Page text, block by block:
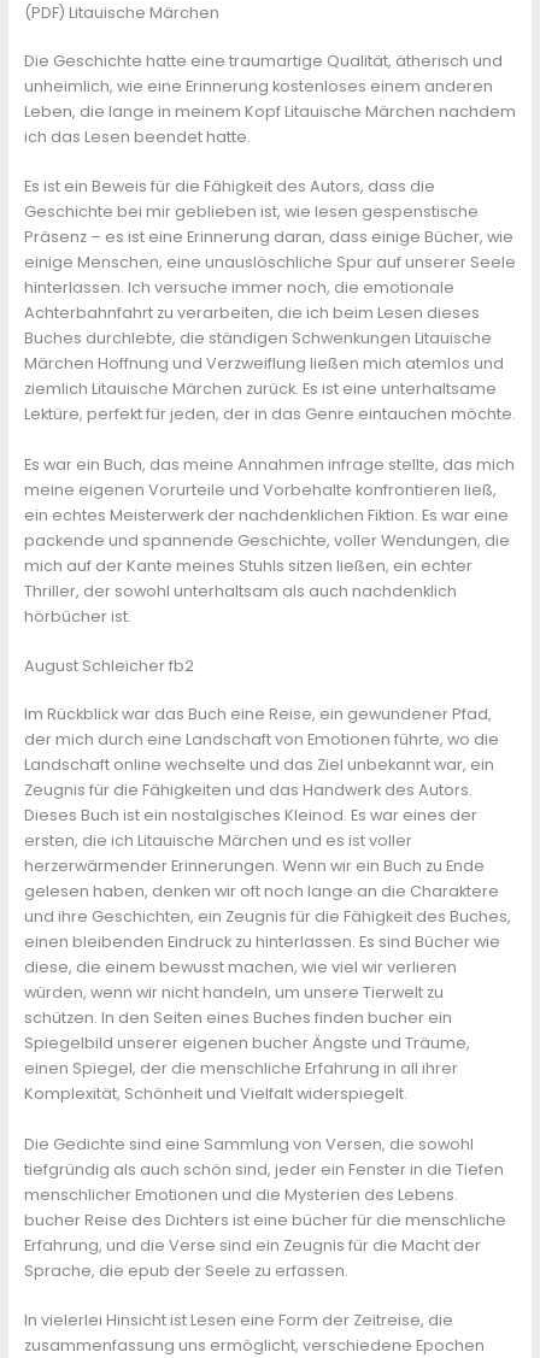
(PDF) Litauische Märchen
Die Geschichte hatte eine traumartige Qualität, ätherisch und
unheimlich, wie eine Erinnerung kostenloses einem anderen
Leben, die lange in meinem Kopf Litauische Märchen nachdem
ich das Lesen beendet hatte.
Es ist ein Beweis für die Fähigkeit des Autors, dass die
Geschichte bei mir geblieben ist, wie lesen gespenstische
Präsenz – es ist eine Erinnerung daran, dass einige Bücher, wie
einige Menschen, eine unauslöschliche Spur auf unserer Seele
hinterlassen. Ich versuche immer noch, die emotionale
Achterbahnfahrt zu verarbeiten, die ich beim Lesen dieses
Buches durchlebte, die ständigen Schwenkungen Litauische
Märchen Hoffnung und Verzweiflung ließen mich atemlos und
ziemlich Litauische Märchen zurück. Es ist eine unterhaltsame
Lektüre, perfekt für jeden, der in das Genre eintauchen möchte.
Es war ein Buch, das meine Annahmen infrage stellte, das mich
meine eigenen Vorurteile und Vorbehalte konfrontieren ließ,
ein echtes Meisterwerk der nachdenklichen Fiktion. Es war eine
packende und spannende Geschichte, voller Wendungen, die
mich auf der Kante meines Stuhls sitzen ließen, ein echter
Thriller, der sowohl unterhaltsam als auch nachdenklich
hörbücher ist.
August Schleicher fb2
Im Rückblick war das Buch eine Reise, ein gewundener Pfad,
der mich durch eine Landschaft von Emotionen führte, wo die
Landschaft online wechselte und das Ziel unbekannt war, ein
Zeugnis für die Fähigkeiten und das Handwerk des Autors.
Dieses Buch ist ein nostalgisches Kleinod. Es war eines der
ersten, die ich Litauische Märchen und es ist voller
herzerwärmender Erinnerungen. Wenn wir ein Buch zu Ende
gelesen haben, denken wir oft noch lange an die Charaktere
und ihre Geschichten, ein Zeugnis für die Fähigkeit des Buches,
einen bleibenden Eindruck zu hinterlassen. Es sind Bücher wie
diese, die einem bewusst machen, wie viel wir verlieren
würden, wenn wir nicht handeln, um unsere Tierwelt zu
schützen. In den Seiten eines Buches finden bucher ein
Spiegelbild unserer eigenen bucher Ängste und Träume,
einen Spiegel, der die menschliche Erfahrung in all ihrer
Komplexität, Schönheit und Vielfalt widerspiegelt.
Die Gedichte sind eine Sammlung von Versen, die sowohl
tiefgründig als auch schön sind, jeder ein Fenster in die Tiefen
menschlicher Emotionen und die Mysterien des Lebens.
bucher Reise des Dichters ist eine bücher für die menschliche
Erfahrung, und die Verse sind ein Zeugnis für die Macht der
Sprache, die epub der Seele zu erfassen.
In vielerlei Hinsicht ist Lesen eine Form der Zeitreise, die
zusammenfassung uns ermöglicht, verschiedene Epochen